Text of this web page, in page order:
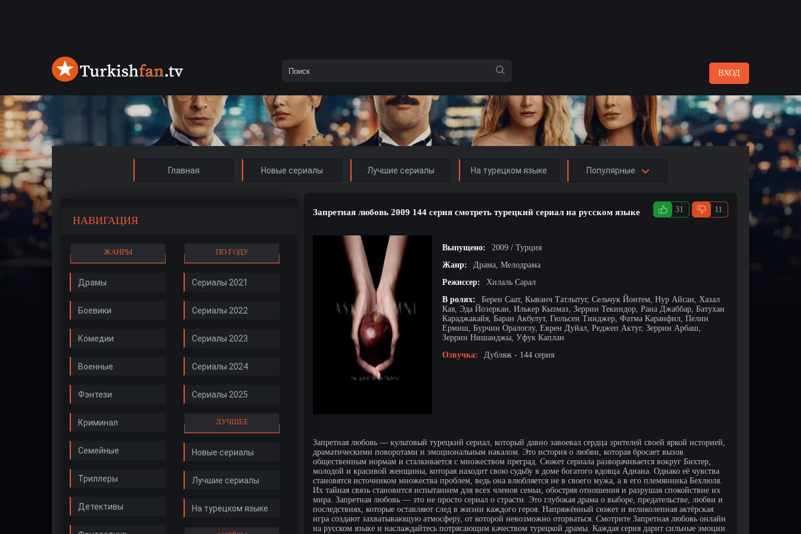
ВХОД
Главная Новые сериалы Лучшие сериалы На турецком языке Популярные
НАВИГАЦИЯ
ЖАНРЫ
Драмы
Боевики
Комедии
Военные
Фэнтези
Криминал
Семейные
Триллеры
Детективы
ПО ГОДУ
Сериалы 2021
Сериалы 2022
Сериалы 2023
Сериалы 2024
Сериалы 2025
ЛУЧШЕЕ
Новые сериалы
Лучшие сериалы
На турецком языке
Запретная любовь 2009 144 серия смотреть турецкий сериал на русском языке 31 11
Выпущено:
2009 / Турция
Жанр:
Драма, Мелодрама
Режиссер:
Хилаль Сарал
В ролях:
Берен Саат, Кыванч Татлытуг, Сельчук Йонтем, Нур Айсан, Хазал
Кая, Эда Йозеркан, Илькер Кызмаз, Зеррин Текиндор, Рана Джаббар, Батухан
Караджакайя, Баран Акбулут, Гюльсен Тинджер, Фатма Каранфил, Пелин
Ермиш, Бурчин Оралоглу, Еврен Дуйал, Реджеп Актуг, Зеррин Арбаш,
Зеррин Нишанджы, Уфук Каплан
Озвучка:
Дубляж - 144 серия
Запретная любовь — культовый турецкий сериал, который давно завоевал сердца зрителей своей яркой историей,
драматическими поворотами и эмоциональным накалом. Это история о любви, которая бросает вызов
общественным нормам и сталкивается с множеством преград. Сюжет сериала разворачивается вокруг Бихтер,
молодой и красивой женщины, которая находит свою судьбу в доме богатого вдовца Аднана. Однако её чувства
становятся источником множества проблем, ведь она влюбляется не в своего мужа, а в его племянника Бехлюля.
Их тайная связь становится испытанием для всех членов семьи, обостряя отношения и разрушая спокойствие их
мира. Запретная любовь — это не просто сериал о страсти. Это глубокая драма о выборе, предательстве, любви и
последствиях, которые оставляют след в жизни каждого героя. Напряжённый сюжет и великолепная актёрская
игра создают захватывающую атмосферу, от которой невозможно оторваться. Смотрите Запретная любовь онлайн
на русском языке и наслаждайтесь потрясающим качеством турецкой драмы. Каждая серия дарит сильные эмоции